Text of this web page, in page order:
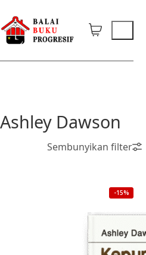
Ashley Dawson
-15%